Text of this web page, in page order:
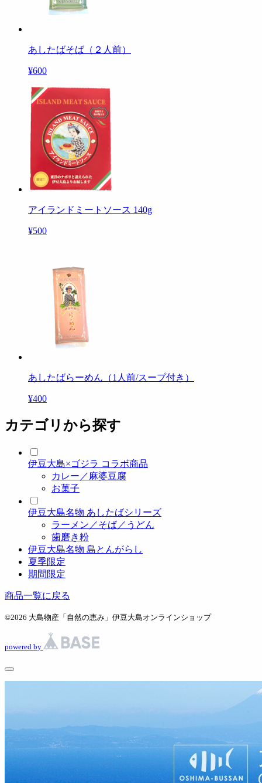
あしたばそば（２人前）
¥600
アイランドミートソース 140g
¥500
あしたばらーめん（1人前/スープ付き）
¥400
カテゴリから探す
伊豆大島×ゴジラ コラボ商品
カレー／麻婆豆腐
お菓子
伊豆大島名物 あしたばシリーズ
ラーメン／そば／うどん
歯磨き粉
伊豆大島名物 島とんがらし
夏季限定
期間限定
商品一覧に戻る
©2026 大島物産「自然の恵み」伊豆大島オンラインショップ
powered by